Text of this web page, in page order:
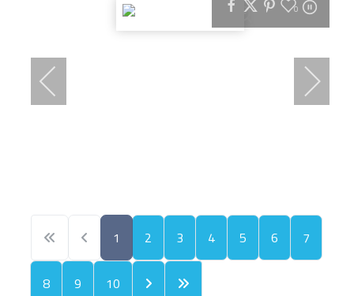
0
1 2 3 4 5 6
7
8
9 10